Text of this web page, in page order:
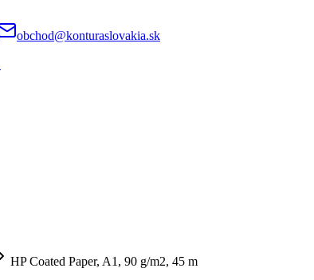
obchod@konturaslovakia.sk
HP Coated Paper, A1, 90 g/m2, 45 m